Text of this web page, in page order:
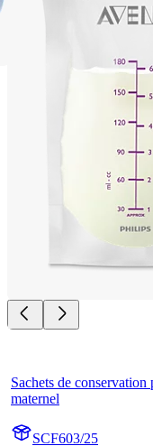
Sachets de conservation
maternel
SCF603/25